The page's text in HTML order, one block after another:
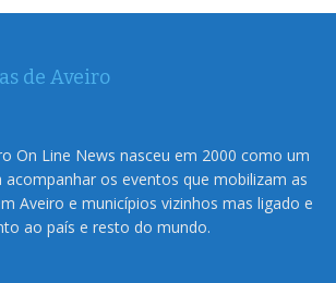
On Line News nasceu em 2000 como um
acompanhar os eventos que mobilizam as
Aveiro e municípios vizinhos mas ligado e
ao país e resto do mundo.